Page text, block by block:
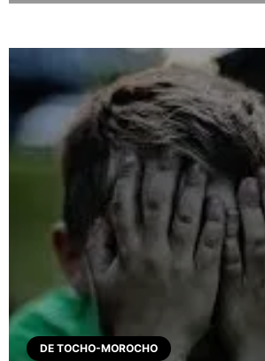
DE TOCHO-MOROCHO